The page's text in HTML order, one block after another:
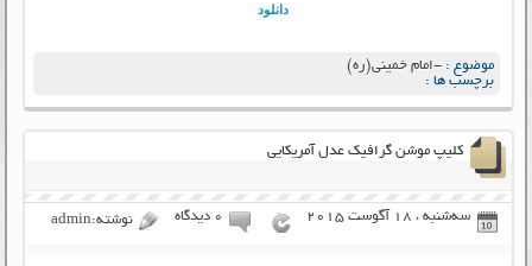
دانلود
موضوع :-امام خمینی(ره)
برچسب ها :
کلیپ موشن گرافیک عدل آمریکایی
سه‌شنبه ، 18 آگوست 2015 ۰ دیدگاه نوشته:admin